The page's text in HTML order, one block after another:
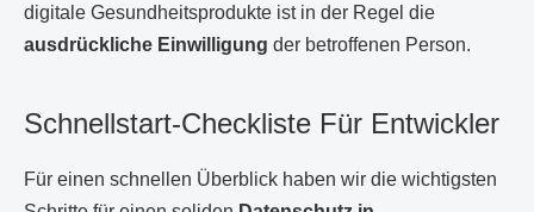
digitale Gesundheitsprodukte ist in der Regel die
ausdrückliche Einwilligung der betroffenen Person.
Schnellstart-Checkliste Für Entwickler
Für einen schnellen Überblick haben wir die wichtigsten